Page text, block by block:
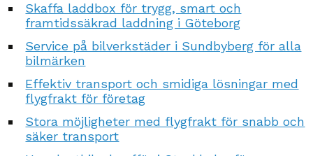
Skaffa laddbox för trygg, smart och
framtidssäkrad laddning i Göteborg
Service på bilverkstäder i Sundbyberg för alla
bilmärken
Effektiv transport och smidiga lösningar med
flygfrakt för företag
Stora möjligheter med flygfrakt för snabb och
säker transport